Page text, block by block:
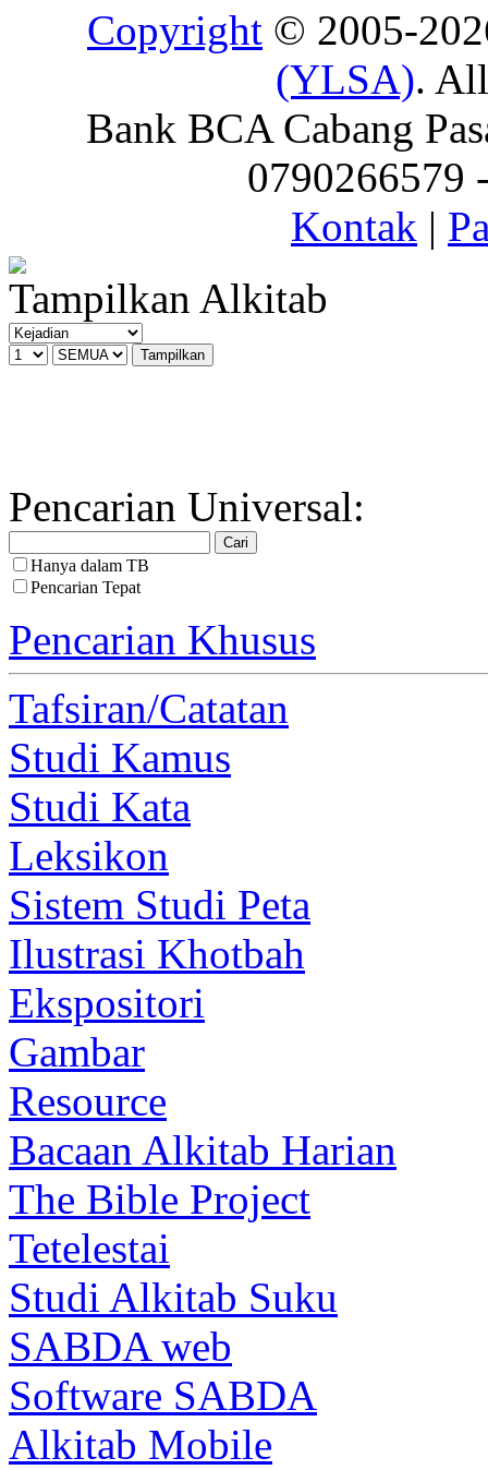
Copyright © 2005-
(YLSA).
Bank BCA Cabang
0790266579
Kontak |
Tampilkan Alkitab
Pencarian Universal:
Hanya dalam TB
Pencarian Tepat
Pencarian Khusus
Tafsiran/Catatan
Studi Kamus
Studi Kata
Leksikon
Sistem Studi Peta
Ilustrasi Khotbah
Ekspositori
Gambar
Resource
Bacaan Alkitab Harian
The Bible Project
Tetelestai
Studi Alkitab Suku
SABDA web
Software SABDA
Alkitab Mobile